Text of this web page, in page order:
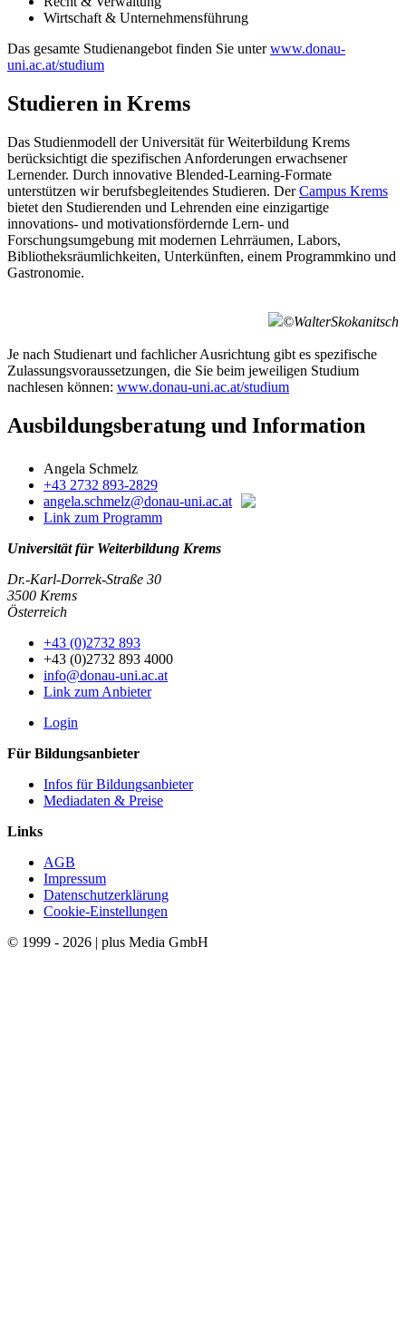
Wirtschaft & Unternehmensführung
Das gesamte Studienangebot finden Sie unterwww.donau-
uni.ac.at/studium
Studieren in Krems
Das Studienmodell der Universität für Weiterbildung Krems
berücksichtigt die spezifischen Anforderungen erwachsener
Lernender. Durch innovative Blended-Learning-Formate
unterstützen wir berufsbegleitendes Studieren. DerCampus Krems
bietet den Studierenden und Lehrenden eine einzigartige
innovations- und motivationsfördernde Lern- und
Forschungsumgebung mit modernen Lehrräumen, Labors,
Bibliotheksräumlichkeiten, Unterkünften, einem Programmkino und
Gastronomie.
©WalterSkokanitsch
Je nach Studienart und fachlicher Ausrichtung gibt es spezifische
Zulassungsvoraussetzungen, die Sie beim jeweiligen Studium
nachlesen können: www.donau-uni.ac.at/studium
Ausbildungsberatung und Information
Angela Schmelz
+43 2732 893-2829
angela.schmelz@donau-uni.ac.at
Link zum Programm
Universität für Weiterbildung Krems
Dr.-Karl-Dorrek-Straße 30
3500 Krems
Österreich
+43 (0)2732 893
+43 (0)2732 893 4000
info@donau-uni.ac.at
Link zum Anbieter
Login
Für Bildungsanbieter
Infos für Bildungsanbieter
Mediadaten & Preise
Links
AGB
Impressum
Datenschutzerklärung
Cookie-Einstellungen
© 1999 - 2026 | plus Media GmbH